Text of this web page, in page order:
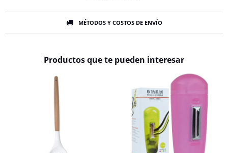
MÉTODOS Y COSTOS DE ENVÍO
Productos que te pueden interesar